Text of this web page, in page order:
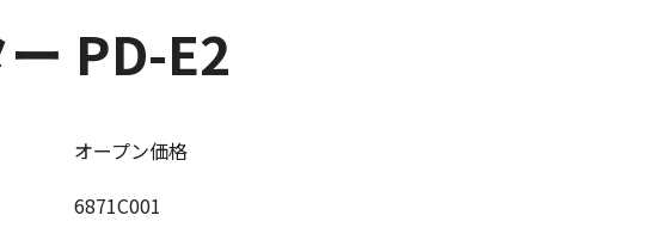
PD-E2
オープン価格
6871C001